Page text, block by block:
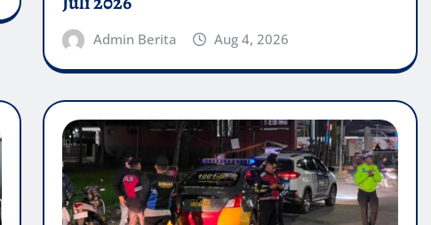
Admin Berita